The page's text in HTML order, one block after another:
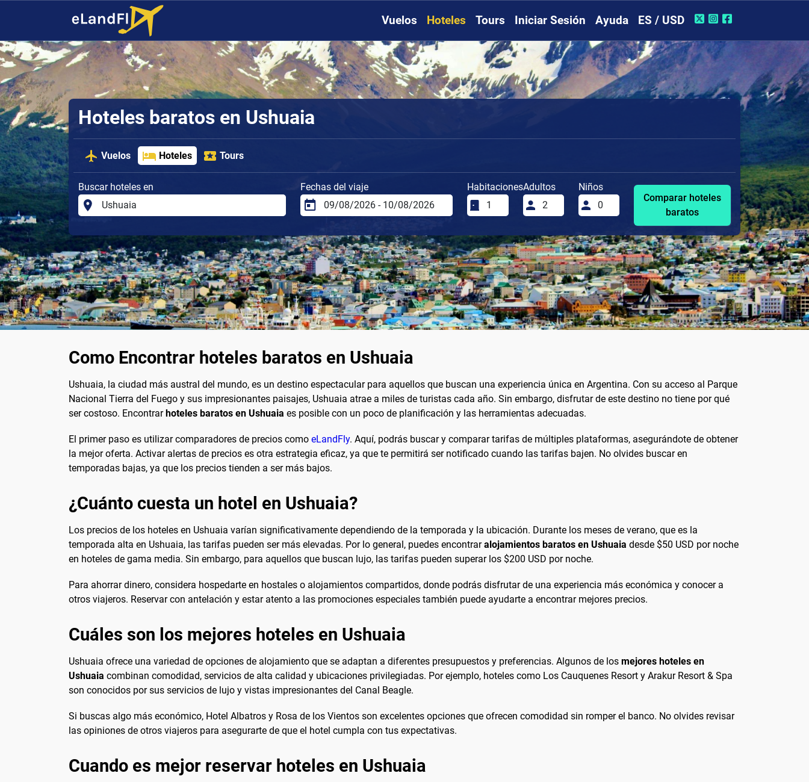
Vuelos Hoteles Tours Iniciar Sesión Ayuda ES / USD
Hoteles baratos en Ushuaia
Vuelos Hoteles Tours
Buscar hoteles en Fechas del viaje HabitacionesAdultos
Niños
Comparar hoteles
baratos
Como Encontrar hoteles baratos en Ushuaia
Ushuaia, la ciudad más austral del mundo, es un destino espectacular para aquellos que buscan una experiencia única en Argentina. Con su acceso al Parque
Nacional Tierra del Fuego y sus impresionantes paisajes, Ushuaia atrae a miles de turistas cada año. Sin embargo, disfrutar de este destino no tiene por qué
ser costoso. Encontrar hoteles baratos en Ushuaia es posible con un poco de planificación y las herramientas adecuadas.
El primer paso es utilizar comparadores de precios como eLandFly. Aquí, podrás buscar y comparar tarifas de múltiples plataformas, asegurándote de obtener
la mejor oferta. Activar alertas de precios es otra estrategia eficaz, ya que te permitirá ser notificado cuando las tarifas bajen. No olvides buscar en
temporadas bajas, ya que los precios tienden a ser más bajos.
¿Cuánto cuesta un hotel en Ushuaia?
Los precios de los hoteles en Ushuaia varían significativamente dependiendo de la temporada y la ubicación. Durante los meses de verano, que es la
temporada alta en Ushuaia, las tarifas pueden ser más elevadas. Por lo general, puedes encontraralojamientos baratos en Ushuaia desde $50 USD por noche
en hoteles de gama media. Sin embargo, para aquellos que buscan lujo, las tarifas pueden superar los $200 USD por noche.
Para ahorrar dinero, considera hospedarte en hostales o alojamientos compartidos, donde podrás disfrutar de una experiencia más económica y conocer a
otros viajeros. Reservar con antelación y estar atento a las promociones especiales también puede ayudarte a encontrar mejores precios.
Cuáles son los mejores hoteles en Ushuaia
Ushuaia ofrece una variedad de opciones de alojamiento que se adaptan a diferentes presupuestos y preferencias. Algunos de los mejores hoteles en
Ushuaia combinan comodidad, servicios de alta calidad y ubicaciones privilegiadas. Por ejemplo, hoteles como Los Cauquenes Resort y Arakur Resort & Spa
son conocidos por sus servicios de lujo y vistas impresionantes del Canal Beagle.
Si buscas algo más económico, Hotel Albatros y Rosa de los Vientos son excelentes opciones que ofrecen comodidad sin romper el banco. No olvides revisar
las opiniones de otros viajeros para asegurarte de que el hotel cumpla con tus expectativas.
Cuando es mejor reservar hoteles en Ushuaia